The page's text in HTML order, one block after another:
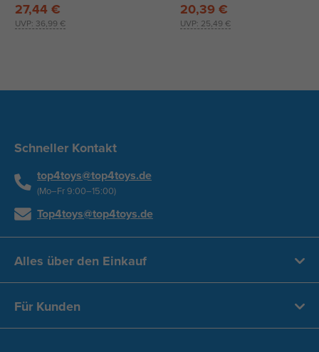
UVP: 36,99 €
27,44 €
UVP: 25,49 €
20,39 €
Schneller Kontakt
top4toys@top4toys.de
(Mo–Fr 9:00–15:00)
Top4toys@top4toys.de
Alles über den Einkauf
Für Kunden